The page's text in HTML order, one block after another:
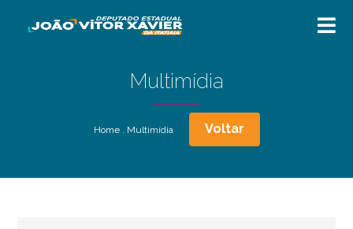
Multimídia
Home. Multimídia Voltar